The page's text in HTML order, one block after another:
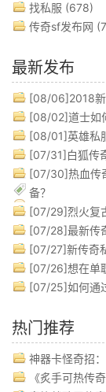
找私服 (678)
传奇sf发布网
最新发布
[08/06]2018
[08/02]道士如
[08/01]英雄私
[07/31]白狐传
[07/30]热血传
备？
[07/29]烈火复
[07/28]最新传
[07/27]新传奇
[07/26]想在单
[07/25]如何通
热门推荐
神器卡怪奇招
《炙手可热传